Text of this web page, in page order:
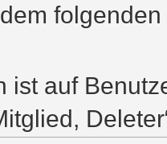
ist auf